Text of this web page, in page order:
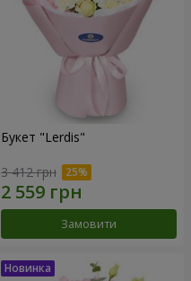
Букет "Lerdis"
3 412 грн
Замовити